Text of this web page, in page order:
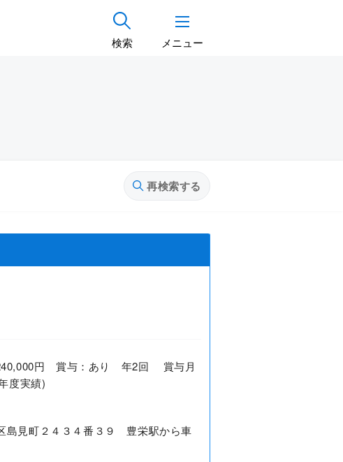
検索 メニュー
再検索する
円 賞与：あり 年2回 賞与月
度実績)
島見町２４３４番３９ 豊栄駅から車